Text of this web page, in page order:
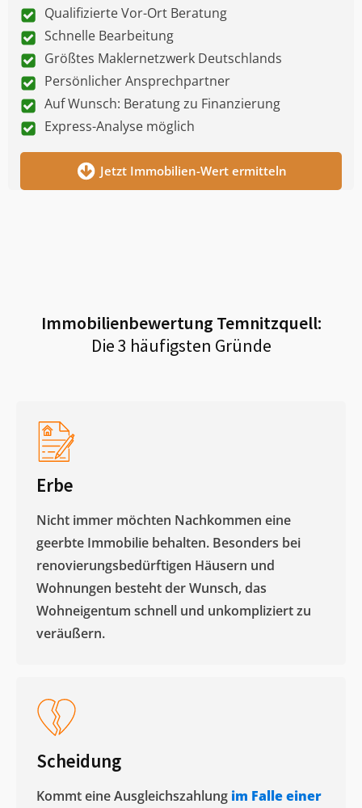
Qualifizierte Vor-Ort Beratung
Schnelle Bearbeitung
Größtes Maklernetzwerk Deutschlands
Persönlicher Ansprechpartner
Auf Wunsch: Beratung zu Finanzierung
Express-Analyse möglich
Jetzt Immobilien-Wert ermitteln
Immobilienbewertung Temnitzquell:
Die 3 häufigsten Gründe
Erbe
Nicht immer möchten Nachkommen eine
geerbte Immobilie behalten. Besonders bei
renovierungsbedürftigen Häusern und
Wohnungen besteht der Wunsch, das
Wohneigentum schnell und unkompliziert zu
veräußern. ​
Scheidung
Kommt eine Ausgleichszahlung im Falle einer